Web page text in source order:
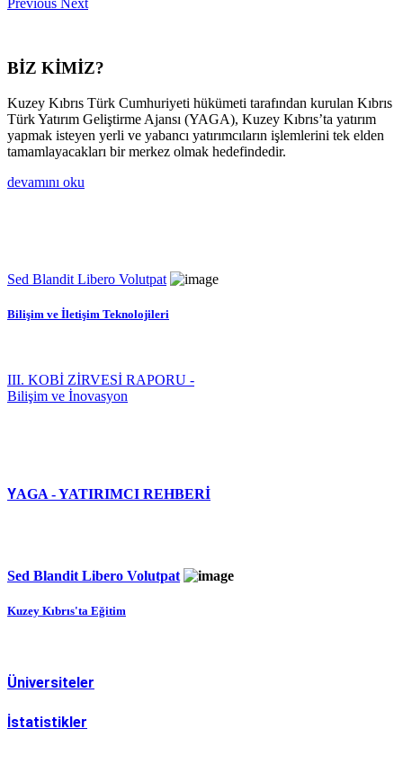
BİZ KİMİZ?
Kuzey Kıbrıs Türk Cumhuriyeti hükümeti tarafından kurulan Kıbrıs
Türk Yatırım Geliştirme Ajansı (YAGA), Kuzey Kıbrıs’ta yatırım
yapmak isteyen yerli ve yabancı yatırımcıların işlemlerini tek elden
tamamlayacakları bir merkez olmak hedefindedir.
devamını oku
Sed Blandit Libero Volutpat
Bilişim ve İletişim Teknolojileri
III. KOBİ ZİRVESİ RAPORU -
Bilişim ve İnovasyon
YAGA - YATIRIMCI REHBERİ
Sed Blandit Libero Volutpat
Kuzey Kıbrıs'ta Eğitim
Üniversiteler
İstatistikler